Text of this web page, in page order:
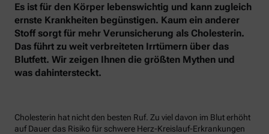
Es ist für den Körper lebenswichtig und kann zugleich
ernste Krankheiten begünstigen. Kaum ein anderer
Stoff sorgt für mehr Verunsicherung als Cholesterin.
Das führt zu weit verbreiteten Irrtümern über das
Blutfett. Wir zeigen Ihnen die größten Mythen und
was dahintersteckt.
Cholesterin hat nicht den besten Ruf. Zu viel davon im Blut erhöht
auf Dauer das Risiko für schwere Herz-Kreislauf-Erkrankungen